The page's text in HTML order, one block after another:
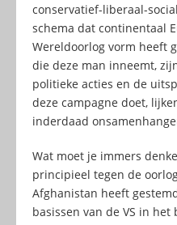
conservatief-liberaal-
schema dat continentaal
Wereldoorlog vorm heeft
die deze man inneemt,
politieke acties en de
deze campagne doet,
inderdaad
Wat moet je immers
principieel tegen de
Afghanistan heeft
basissen van de VS in